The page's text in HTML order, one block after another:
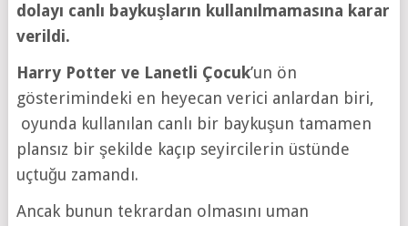
dolayı canlı baykuşların kullanılmamasına karar
verildi.
Harry Potter ve Lanetli Çocuk’un ön
gösterimindeki en heyecan verici anlardan biri,
oyunda kullanılan canlı bir baykuşun tamamen
plansız bir şekilde kaçıp seyircilerin üstünde
uçtuğu zamandı.
Ancak bunun tekrardan olmasını uman